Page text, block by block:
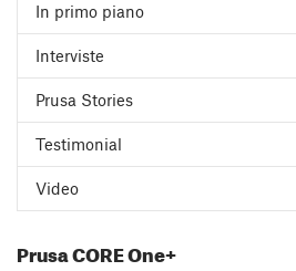
In primo piano
Interviste
Prusa Stories
Testimonial
Video
Prusa CORE One+